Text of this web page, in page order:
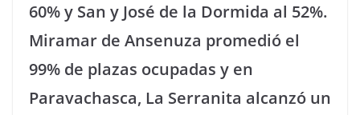
60% y San y José de la Dormida al 52%.
Miramar de Ansenuza promedió el
99% de plazas ocupadas y en
Paravachasca, La Serranita alcanzó un